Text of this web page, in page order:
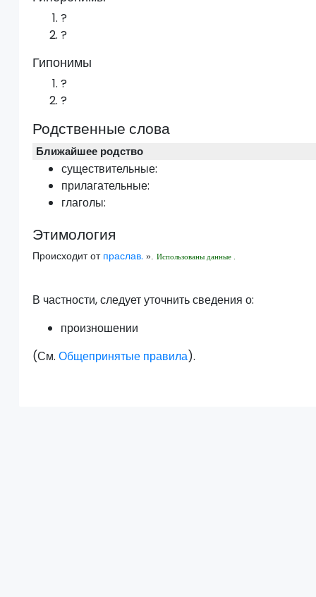
?
?
Гипонимы
?
?
Родственные слова
Ближайшее родство
существительные:
прилагательные:
глаголы:
Этимология
Происходит от праслав. ».Использованы данные .
В частности, следует уточнить сведения о:
произношении
(См.Общепринятые правила).